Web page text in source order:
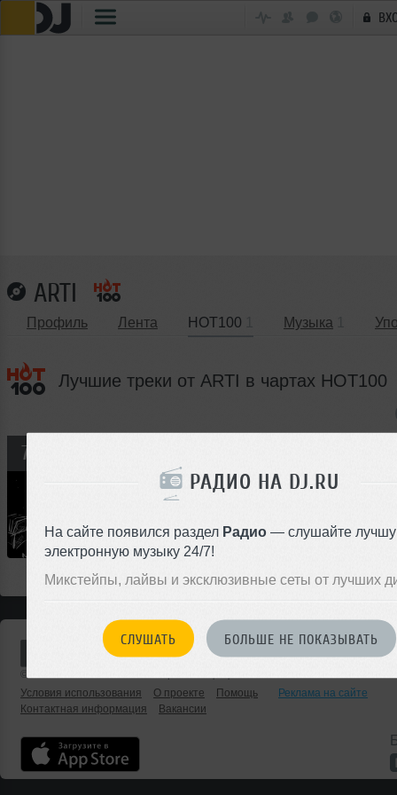
РАДИО НА DJ.RU
На сайте появился раздел Радио— слушайте
электронную музыку 24/7!
Микстейпы, лайвы и эксклюзивные сеты от лучших
СЛУШАТЬ БОЛЬШЕ НЕ ПОКАЗЫВАТЬ
ARTI
Профиль Лента HOT100 Музыка
Лучшие треки от ARTI в чартах HOT100
72
Dj ARTI - Mix on Fabrika(Live)
Микс 9 Deep House 7 Club/Dance
27
© 2001 — 2026 «DJ.ru» Все права защищены.
Условия использования
О проекте Помощь
Реклама на сайте
Контактная информация
Вакансии